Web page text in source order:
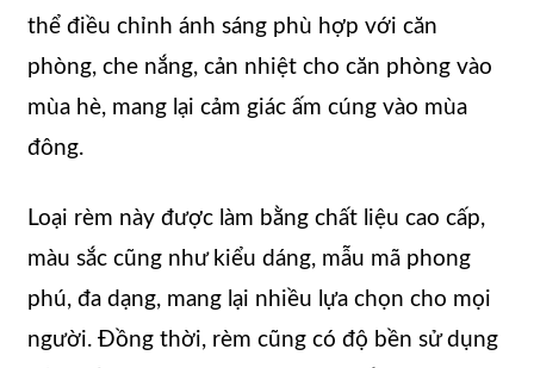
thể điều chỉnh ánh sáng phù hợp với căn
phòng, che nắng, cản nhiệt cho căn phòng vào
mùa hè, mang lại cảm giác ấm cúng vào mùa
đông.
Loại rèm này được làm bằng chất liệu cao cấp,
màu sắc cũng như kiểu dáng, mẫu mã phong
phú, đa dạng, mang lại nhiều lựa chọn cho mọi
người. Đồng thời, rèm cũng có độ bền sử dụng